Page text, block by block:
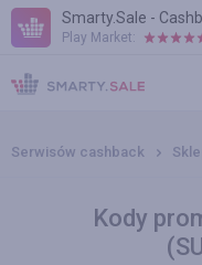
Smarty.Sale -
Play Market:
POMOC
WARUNKI
Serwisów cashback
Kody